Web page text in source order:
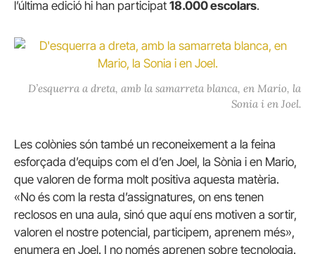
l’última edició hi han participat 18.000 escolars.
D’esquerra a dreta, amb la samarreta blanca, en Mario, la
Sonia i en Joel.
Les colònies són també un reconeixement a la feina
esforçada d’equips com el d’en Joel, la Sònia i en Mario,
que valoren de forma molt positiva aquesta matèria.
«No és com la resta d’assignatures, on ens tenen
reclosos en una aula, sinó que aquí ens motiven a sortir,
valoren el nostre potencial, participem, aprenem més»,
enumera en Joel. I no només aprenen sobre tecnologia.